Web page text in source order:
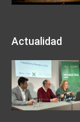
Actualidad